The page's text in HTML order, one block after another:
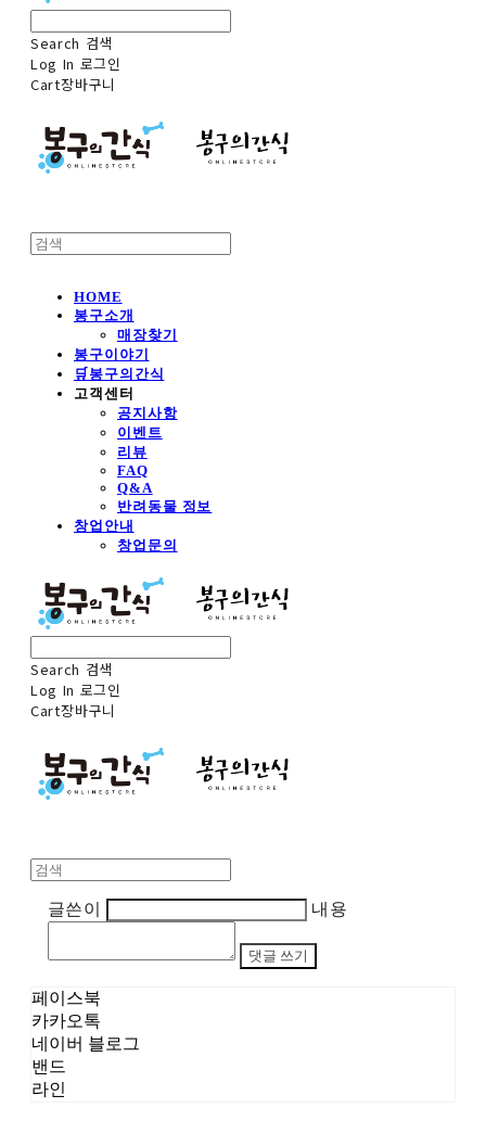
Search 검색
Log In 로그인
Cart장바구니
HOME
봉구소개
매장찾기
봉구이야기
🛒봉구의간식
고객센터
공지사항
이벤트
리뷰
FAQ
Q&A
반려동물 정보
창업안내
창업문의
Search 검색
Log In 로그인
Cart장바구니
글쓴이 내용
댓글 쓰기
페이스북
카카오톡
네이버 블로그
밴드
라인